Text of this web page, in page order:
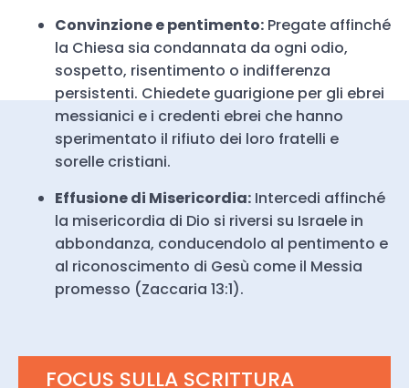
Convinzione e pentimento: Pregate affinché
la Chiesa sia condannata da ogni odio,
sospetto, risentimento o indifferenza
persistenti. Chiedete guarigione per gli ebrei
messianici e i credenti ebrei che hanno
sperimentato il rifiuto dei loro fratelli e
sorelle cristiani.
Effusione di Misericordia: Intercedi affinché
la misericordia di Dio si riversi su Israele in
abbondanza, conducendolo al pentimento e
al riconoscimento di Gesù come il Messia
promesso (Zaccaria 13:1).
FOCUS SULLA SCRITTURA